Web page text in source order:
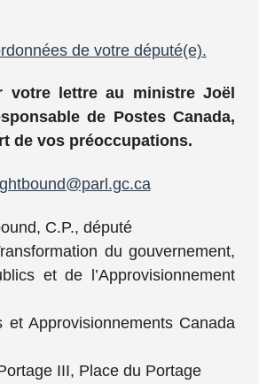
de votre député(e).
votre lettreau ministre Joël
de Postes Canada,
de vos préoccupations.
C.P., député
du gouvernement,
et de l’Approvisionnement
et Approvisionnements Canada
III, Place du Portage